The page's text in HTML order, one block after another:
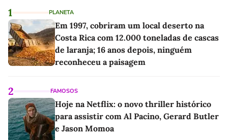
1 PLANETA
Em 1997, cobriram um local deserto na
Costa Rica com 12.000 toneladas de cascas
de laranja; 16 anos depois, ninguém
reconheceu a paisagem
2 FAMOSOS
Hoje na Netflix: o novo thriller histórico
para assistir com Al Pacino, Gerard Butler
e Jason Momoa